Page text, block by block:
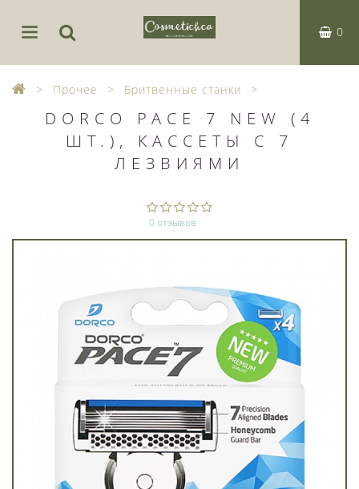
0
Прочее Бритвенные станки
DORCO PACE 7 NEW (4
ШТ.), КАССЕТЫ С 7
ЛЕЗВИЯМИ
0 отзывов